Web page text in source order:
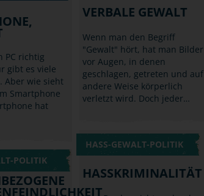
PC richtig
gibt es viele
Aber wie sieht
Smartphone
hat
VERBALE GEWALT
Wenn man den Begriff
"Gewalt" hört, hat man Bilder
vor Augen, in denen
geschlagen, getreten und auf
andere Weise körperlich
verletzt wird. Doch jeder…
HASS-GEWALT-POLITIK
HASSKRIMINALITÄT
POLITIK